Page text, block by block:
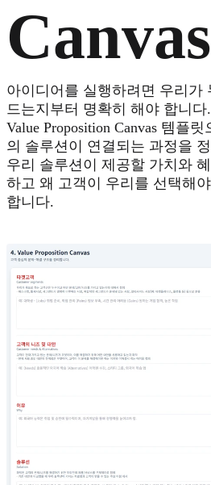
Canvas
아이디어를 실행하려면 우리가
드는지부터 명확히 해야 합니다.
Value Proposition Canvas 템플
의 솔루션이 연결되는 과정을
우리 솔루션이 제공할 가치와
하고 왜 고객이 우리를 선택해
합니다.